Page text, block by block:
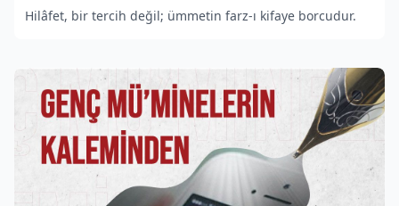
Hilâfet, bir tercih değil; ümmetin farz-ı kifaye borcudur.